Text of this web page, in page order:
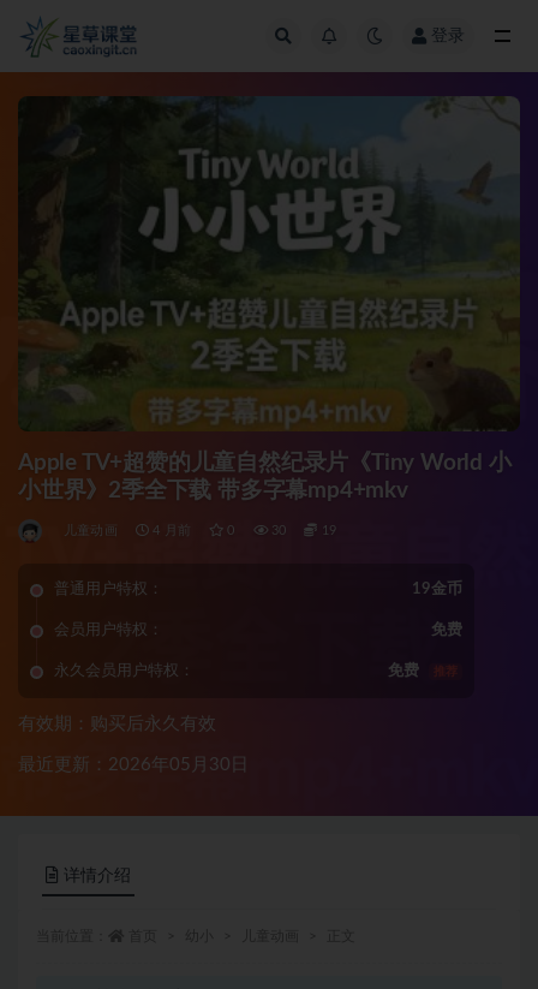
登录
Apple TV+超赞的儿童自然纪录片《Tiny World 小
小世界》2季全下载 带多字幕mp4+mkv
儿童动画 4 月前 0 30 19
普通用户特权： 19金币
会员用户特权： 免费
永久会员用户特权： 免费 推荐
有效期：购买后永久有效
最近更新：2026年05月30日
详情介绍